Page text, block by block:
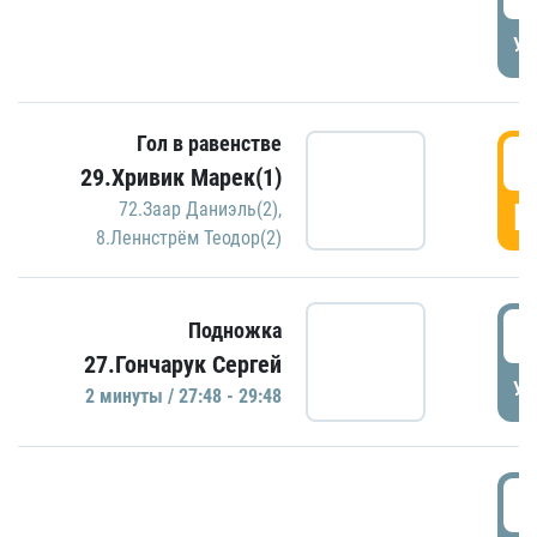
Гол в равенстве
29.Хривик Марек(1)
72.Заар Даниэль(2),
8.Леннстрём Теодор(2)
Подножка
27.Гончарук Сергей
2 минуты / 27:48 - 29:48